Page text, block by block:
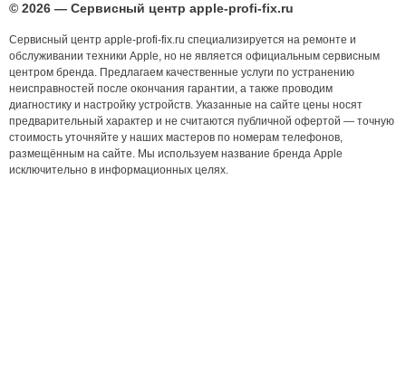
© 2026 — Сервисный центр apple-profi-fix.ru
Сервисный центр apple-profi-fix.ru специализируется на ремонте и
обслуживании техники Apple, но не является официальным сервисным
центром бренда. Предлагаем качественные услуги по устранению
неисправностей после окончания гарантии, а также проводим
диагностику и настройку устройств. Указанные на сайте цены носят
предварительный характер и не считаются публичной офертой — точную
стоимость уточняйте у наших мастеров по номерам телефонов,
размещённым на сайте. Мы используем название бренда Apple
исключительно в информационных целях.